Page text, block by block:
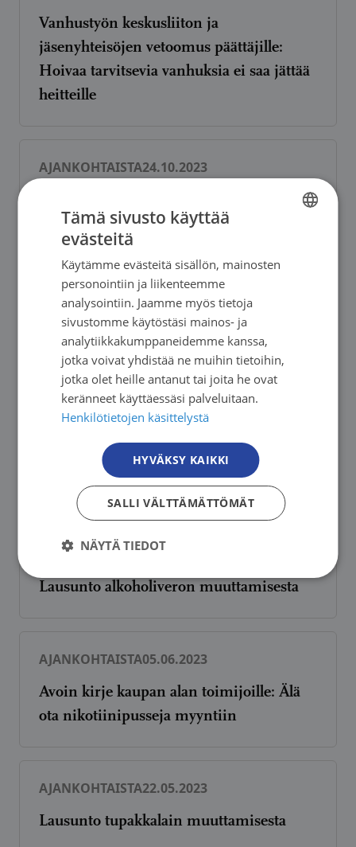
Vanhustyön keskusliiton ja
jäsenyhteisöjen vetoomus päättäjille:
Hoivaa tarvitsevia vanhuksia ei saa jättää
heitteille
AJANKOHTAISTA24.10.2023
korottamisesta
AJANKOHTAISTA 23.10.2023
Lausunto tupakkaverosta
valtiovarainvaliokunnan verojaostolle
AJANKOHTAISTA13.09.2023
Lausunto tupakkaverosta ja
nikotiinipusseista
AJANKOHTAISTA12.09.2023
Lausunto alkoholiveron muuttamisesta
AJANKOHTAISTA05.06.2023
Avoin kirje kaupan alan toimijoille: Älä
ota nikotiinipusseja myyntiin
AJANKOHTAISTA22.05.2023
Lausunto tupakkalain muuttamisesta
FINNISH
Tämä sivusto käyttää
evästeitä
Käytämme evästeitä sisällön, mainosten
personointiin ja liikenteemme
analysointiin. Jaamme myös tietoja
sivustomme käytöstäsi mainos- ja
analytiikkakumppaneidemme kanssa,
jotka voivat yhdistää ne muihin tietoihin,
jotka olet heille antanut tai joita he ovat
keränneet käyttäessäsi palveluitaan.
Henkilötietojen käsittelystä
HYVÄKSY KAIKKI
SALLI VÄLTTÄMÄTTÖMÄT
NÄYTÄ TIEDOT